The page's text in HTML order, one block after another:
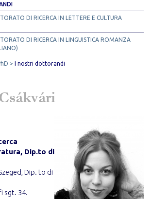
DI RICERCA IN LETTERE E CULTURA
DI RICERCA IN LINGUISTICA ROMANZA
I nostri dottorandi
Dip.to di
Dip. to di
sgt. 34.